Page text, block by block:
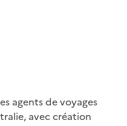
agents de voyages
avec création